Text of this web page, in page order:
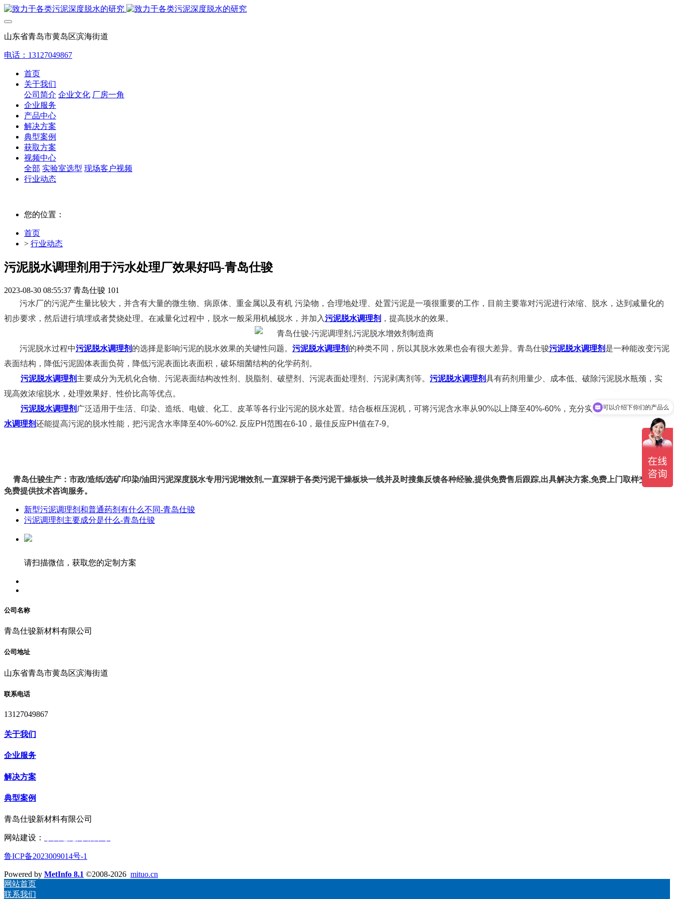
山东省青岛市黄岛区滨海街道
电话：13127049867
首页
关于我们
公司简介 企业文化 厂房一角
企业服务
产品中心
解决方案
典型案例
获取方案
视频中心
全部 实验室选型 现场客户视频
行业动态
您的位置：
首页
> 行业动态
污泥脱水调理剂用于污水处理厂效果好吗-青岛仕骏
2023-08-30 08:55:37 青岛仕骏 101
污水厂的污泥产生量比较大，并含有大量的微生物、病原体、重金属以及有机 污染物，合理地处理、处置污泥是一项很重要的工作，目前主要靠对污泥进行浓缩、脱水，达到减量化的
初步要求，然后进行填埋或者焚烧处理。在减量化过程中，脱水一般采用机械脱水，并加入污泥脱水调理剂 ，提高脱水的效果。
污泥脱水过程中污泥脱水调理剂 的选择是影响污泥的脱水效果的关键性问题。 污泥脱水调理剂 的种类不同，所以其脱水效果也会有很大差异。青岛仕骏污泥脱水调理剂 是一种能改变污泥
表面结构，降低污泥固体表面负荷，降低污泥表面比表面积，破坏细菌结构的化学药剂。
污泥脱水调理剂 主要成分为无机化合物、污泥表面结构改性剂、脱脂剂、破壁剂、污泥表面处理剂、污泥剥离剂等。 污泥脱水调理剂具有药剂用量少、成本低、破除污泥脱水瓶颈，实
现高效浓缩脱水，处理效果好、性价比高等优点。
污泥脱水调理剂 广泛适用于生活、印染、造纸、电镀、化工、皮革等各行业污泥的脱水处置。结合板框压泥机，可将污泥含水率从90%以上降至40%-60%，充分实现污泥减量。污泥脱
水调理剂还能提高污泥的脱水性能，把污泥含水率降至40%-60%2. 反应PH范围在6-10，最佳反应PH值在7-9。
青岛仕骏生产：市政/造纸/选矿/印染/油田污泥深度脱水专用污泥增效剂,一直深耕于各类污泥干燥板块一线并及时搜集反馈各种经验,提供免费售后跟踪,出具解决方案,免费上门取样交流和
免费提供技术咨询服务。
新型污泥调理剂和普通药剂有什么不同-青岛仕骏
污泥调理剂主要成分是什么-青岛仕骏
请扫描微信，获取您的定制方案
公司名称
青岛仕骏新材料有限公司
公司地址
山东省青岛市黄岛区滨海街道
联系电话
13127049867
关于我们
企业服务
解决方案
典型案例
青岛仕骏新材料有限公司
网站建设：
鲁ICP备2023009014号-1
Powered by MetInfo 8.1 ©2008-2026 mituo.cn
网站首页
联系我们
可以介绍下你们的产品么